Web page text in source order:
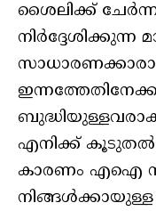
ശൈലിക്ക്
എനിക്ക് കൂടുതൽ
കാരണം എഐ
നിങ്ങൾക്കായുള്ള